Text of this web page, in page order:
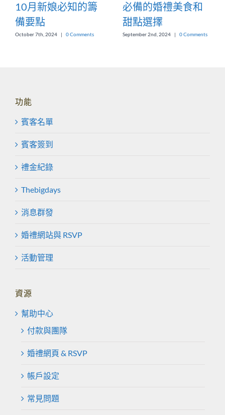
10月新娘必知的籌
備要點
October 7th, 2024 | 0 Comments
必備的婚禮美食和
甜點選擇
September 2nd, 2024 | 0 Comments
功能
賓客名單
賓客簽到
禮金紀錄
Thebigdays
消息群發
婚禮網站與 RSVP
活動管理
資源
幫助中心
付款與團隊
婚禮網頁 & RSVP
帳戶設定
常見問題